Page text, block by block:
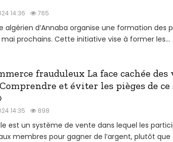
14:36 765
algérien d’Annaba organise une formation des
mai prochains. Cette initiative vise à former les...
frauduleux La face cachée des
et éviter les pièges de ce
14:35 898
est un système de vente dans lequel les
membres pour gagner de l’argent, plutôt que